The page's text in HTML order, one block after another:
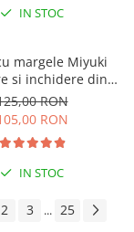
IN STOC
margele Miyuki
si inchidere din
Argint 925
RON
RON
IN STOC
2 3 ... 25